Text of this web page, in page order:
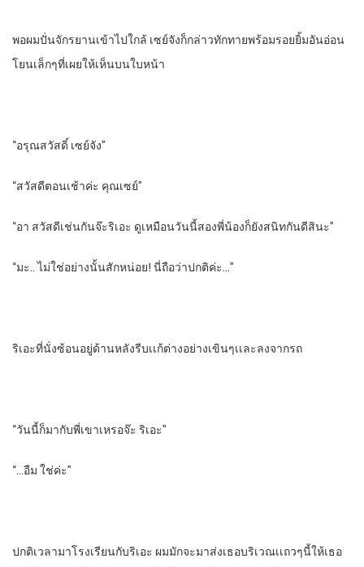
พอผมปั่นจักรยานเข้าไปใกล้ เซย์จังก็กล่าวทักทายพร้อมรอยยิ้มอันอ่อน
โยนเล็กๆที่เผยให้เห็นบนใบหน้า
“อรุณสวัสดิ์ เซย์จัง”
“สวัสดีตอนเช้าค่ะ คุณเซย์”
“อา สวัสดีเช่นกันจ๊ะริเอะ ดูเหมือนวันนี้สองพี่น้องก็ยังสนิทกันดีสินะ”
“มะ.. ไม่ใช่อย่างนั้นสักหน่อย! นี่ถือว่าปกติค่ะ…”
ริเอะที่นั่งซ้อนอยู่ด้านหลังรีบเเก้ต่างอย่างเขินๆเเละลงจากรถ
“วันนี้ก็มากับพี่เขาเหรอจ๊ะ ริเอะ”
“…อืม ใช่ค่ะ”
ปกติเวลามาโรงเรียนกับริเอะ ผมมักจะมาส่งเธอบริเวณเเถวๆนี้ให้เธอ